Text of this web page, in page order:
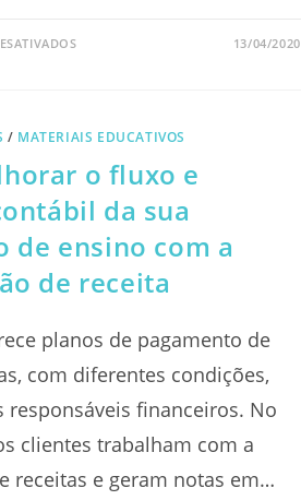
EM
4
ESTÁGIOS!
13/04/2020
/ MATERIAIS EDUCATIVOS
o fluxo e
da sua
de ensino com a
de receita
planos de pagamento de
com diferentes condições,
financeiros. No
clientes trabalham com a
receitas e geram notas em…